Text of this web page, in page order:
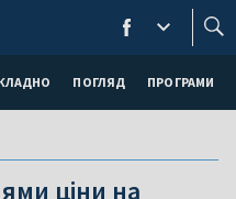
ПОГЛЯД ПРОГРАМИ
ціни на